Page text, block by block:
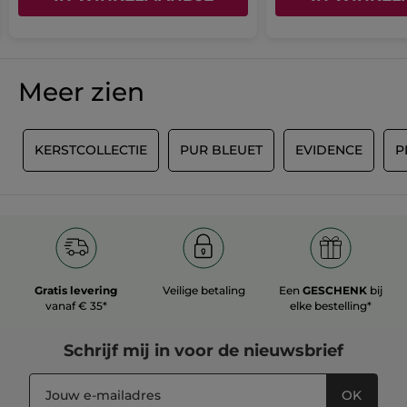
Meer zien
KERSTCOLLECTIE PUR BLEUET EVIDENCE
Gratis levering
vanaf € 35*
Veilige betaling EenGESCHENK bij
elke bestelling*
Schrijf mij in voor de nieuwsbrief
OK